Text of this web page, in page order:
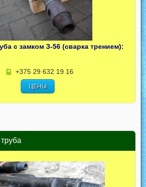
с замком З-56 (сварка трением):
+375 29 632 19 16
ЦЕНЫ